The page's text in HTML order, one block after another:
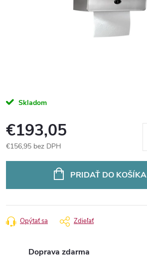
Skladom
€193,05
€156,95 bez DPH
PRIDAŤ DO KOŠÍKA
Opýtať sa Zdieľať
Doprava zdarma